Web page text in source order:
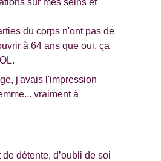
sur mes seins et
du corps n'ont pas de
à 64 ans que oui, ça
j'avais l'impression
vraiment à
détente, d’oubli de soi